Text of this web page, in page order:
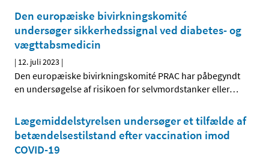
Den europæiske bivirkningskomité
undersøger sikkerhedssignal ved diabetes- og
vægttabsmedicin
| 12. juli 2023 |
Den europæiske bivirkningskomité PRAC har påbegyndt
en undersøgelse af risikoen for selvmordstanker eller…
Lægemiddelstyrelsen undersøger et tilfælde af
betændelsestilstand efter vaccination imod
COVID-19